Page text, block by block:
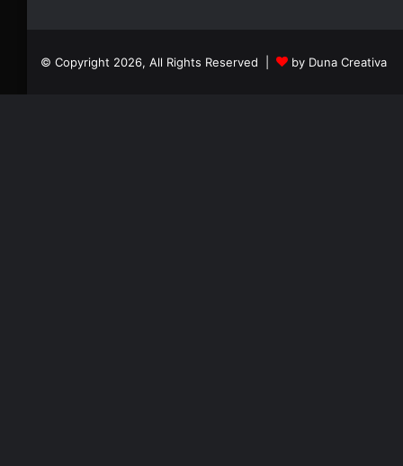
© Copyright 2026, All Rights Reserved | by Duna Creativa